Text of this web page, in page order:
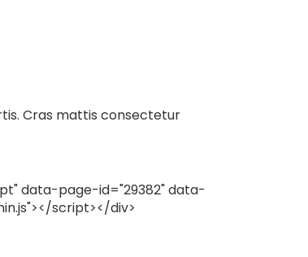
Cras mattis consectetur
data-page-id="29382" data-
script></div>